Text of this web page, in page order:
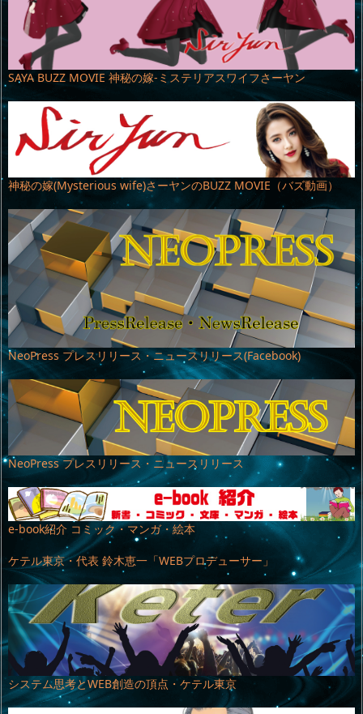
SAYA BUZZ MOVIE 神秘の嫁-ミステリアスワイフさーヤン
神秘の嫁(Mysterious wife)さーヤンのBUZZ MOVIE（バズ動画）
NeoPress プレスリリース・ニュースリリース(Facebook)
NeoPress プレスリリース・ニュースリリース
e-book紹介 コミック・マンガ・絵本
ケテル東京・代表 鈴木恵一「WEBプロデューサー」
システム思考とWEB創造の頂点・ケテル東京